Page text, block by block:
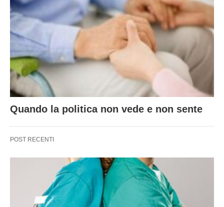
Quando la politica non vede e non sente
POST RECENTI